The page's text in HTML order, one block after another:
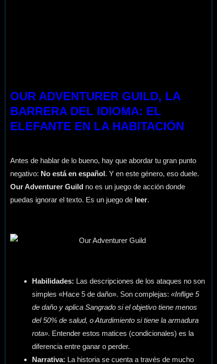
OUR ADVENTURER GUILD, LA
BARRERA DEL IDIOMA: EL
ELEFANTE EN LA HABITACIÓN
Antes de hablar de lo bueno, hay que abordar tu gran punto
negativo: No está en español. Y en este género, eso duele.
Our Adventurer Guild no es un juego de acción donde
puedas ignorar el texto. Es un juego de leer.
Habilidades: Las descripciones de los ataques no son
simples «Hace 5 de daño». Son complejas: «Inflige 5
de daño y aplica Sangrado si el objetivo tiene menos
del 50% de salud, o Aturdimiento si tiene la armadura
rota». Entender estos matices (condicionales) es la
diferencia entre ganar o perder.
Narrativa: La historia se cuenta a través de mucho